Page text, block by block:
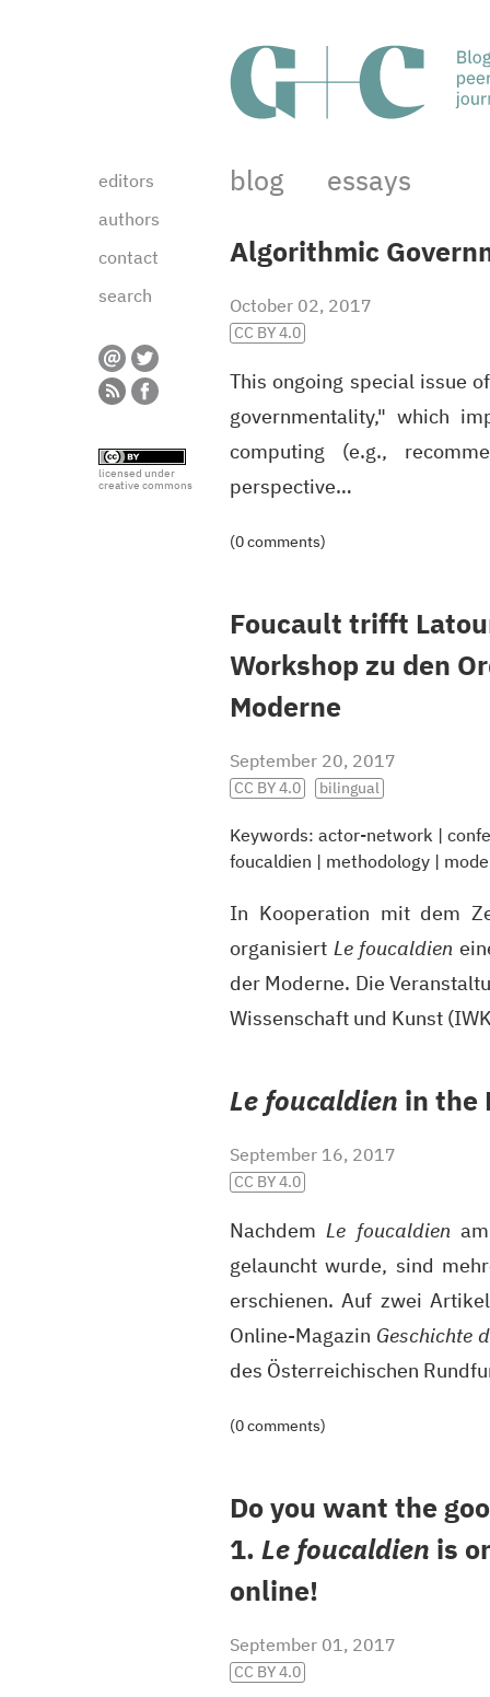
editors
authors
contact
search
licensed under
creative commons
blog
essays
Algorithmic
October 02, 2017
CC BY 4.0
This ongoing special issue
governmentality," which
computing (e.g.,
perspective…
(0 comments)
Foucault trifft
Workshop zu den
Moderne
September 20, 2017
CC BY 4.0 bilingual
Keywords: actor-network |
foucaldien | methodology |
In Kooperation mit dem
organisiert Le foucaldien
der Moderne. Die
Wissenschaft und Kunst (
Le foucaldien in the
September 16, 2017
CC BY 4.0
NachdemLe foucaldienam
gelauncht wurde, sind
erschienen. Auf zwei
Online-Magazin Geschichte
des Österreichischen
(0 comments)
Do you want the
1. Le foucaldien is
online!
September 01, 2017
CC BY 4.0